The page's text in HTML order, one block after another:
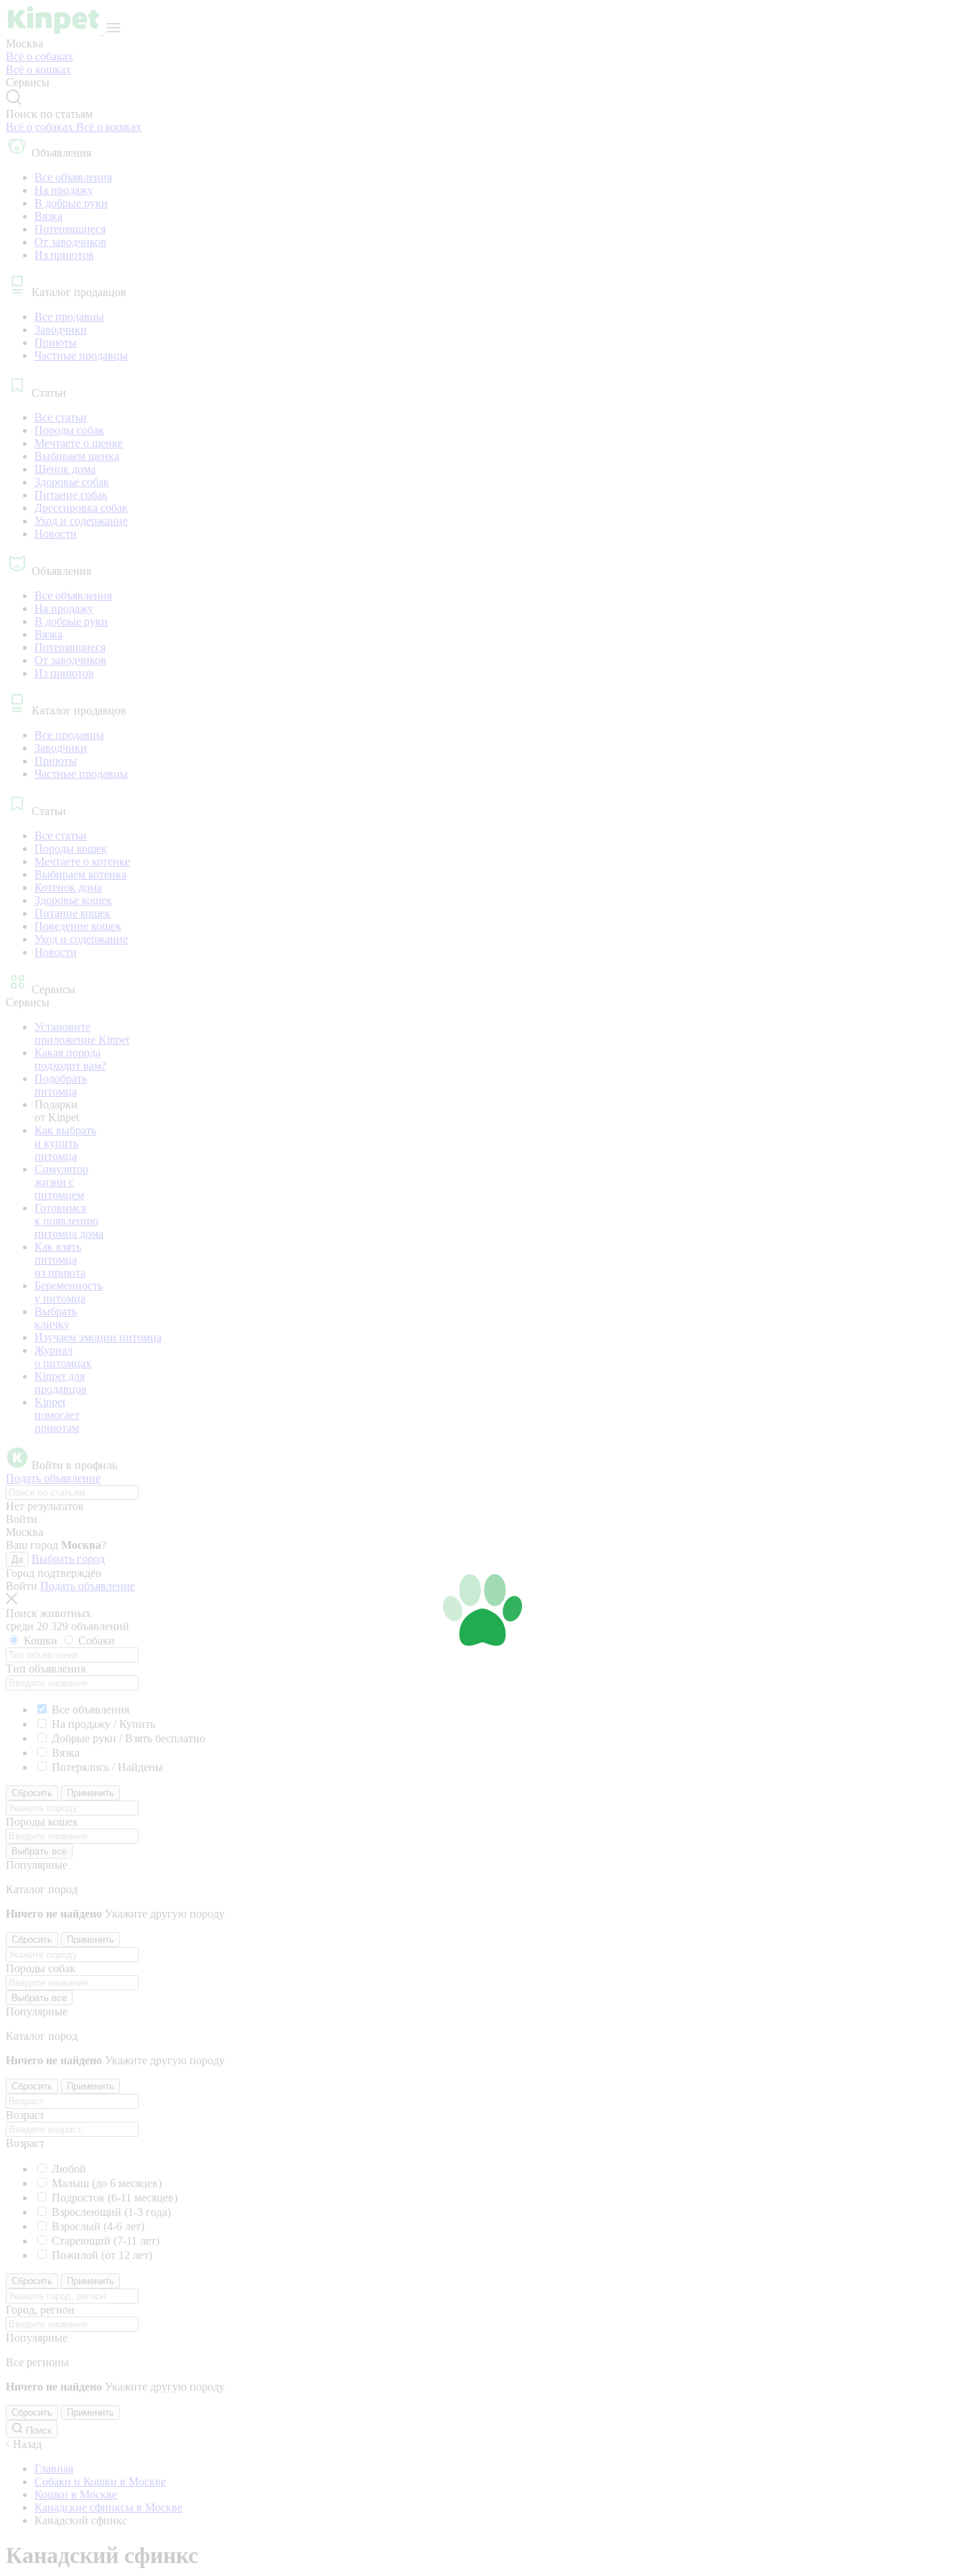
Москва
Всё о собаках
Всё о кошках
Сервисы
Поиск по статьям
Всё о собаках Всё о кошках
Объявления
Все объявления
На продажу
В добрые руки
Вязка
Потерявшиеся
От заводчиков
Из приютов
Каталог продавцов
Все продавцы
Заводчики
Приюты
Частные продавцы
Статьи
Все статьи
Породы собак
Мечтаете о щенке
Выбираем щенка
Щенок дома
Здоровье собак
Питание собак
Дрессировка собак
Уход и содержание
Новости
Объявления
Все объявления
На продажу
В добрые руки
Вязка
Потерявшиеся
От заводчиков
Из приютов
Каталог продавцов
Все продавцы
Заводчики
Приюты
Частные продавцы
Статьи
Все статьи
Породы кошек
Мечтаете о котенке
Выбираем котенка
Котенок дома
Здоровье кошек
Питание кошек
Поведение кошек
Уход и содержание
Новости
Сервисы
Сервисы
Установите
приложение Kinpet
Какая порода
подходит вам?
Подобрать
питомца
Подарки
от Kinpet
Как выбрать
и купить
питомца
Симулятор
жизни с
питомцем
Готовимся
к появлению
питомца дома
Как взять
питомца
из приюта
Беременность
у питомца
Выбрать
кличку
Изучаем эмоции питомца
Журнал
о питомцах
Kinpet для
продавцов
Kinpet
помогает
приютам
Войти в профиль
Подать объявление
Нет результатов
Войти
Москва
Ваш город Москва?
Да
Выбрать город
Город подтверждён
Войти Подать объявление
Поиск животных
среди 20 329 объявлений
Кошки
Собаки
Тип объявления
Все объявления
На продажу / Купить
Добрые руки / Взять бесплатно
Вязка
Потерялись / Найдены
Сбросить Применить
Породы кошек
Выбрать все
Популярные
Каталог пород
Ничего не найдено Укажите другую породу
Сбросить Применить
Породы собак
Выбрать все
Популярные
Каталог пород
Ничего не найдено Укажите другую породу
Сбросить Применить
Возраст
Возраст
Любой
Малыш (до 6 месяцев)
Подросток (6-11 месяцев)
Взрослеющий (1-3 года)
Взрослый (4-6 лет)
Стареющий (7-11 лет)
Пожилой (от 12 лет)
Сбросить Применить
Город, регион
Популярные
Все регионы
Ничего не найдено Укажите другую породу
Сбросить
Применить
Поиск
Назад
Главная
Собаки и Кошки в Москве
Кошки в Москве
Канадские сфинксы в Москве
Канадский сфинкс
Канадский сфинкс